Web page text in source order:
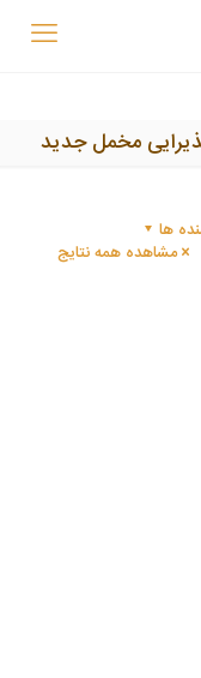
مخمل جدید
ها
مشاهده همه نتایج